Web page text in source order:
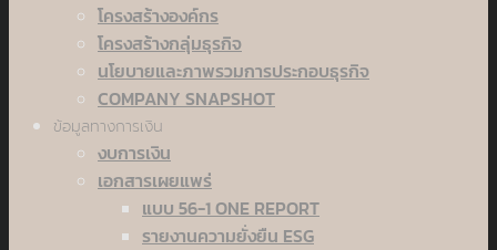
โครงสร้างองค์กร
โครงสร้างกลุ่มธุรกิจ
นโยบายและภาพรวมการประกอบธุรกิจ
COMPANY SNAPSHOT
ข้อมูลทางการเงิน
งบการเงิน
เอกสารเผยแพร่
แบบ 56-1 ONE REPORT
รายงานความยั่งยืน ESG